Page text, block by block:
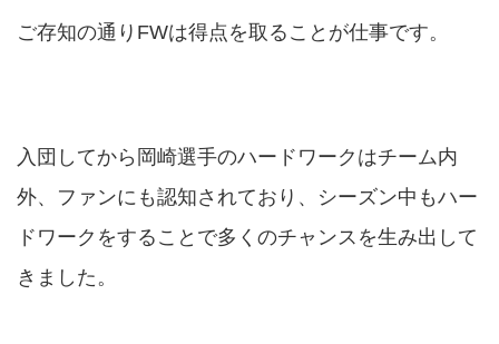
ご存知の通りFWは得点を取ることが仕事です。
入団してから岡崎選手のハードワークはチーム内
外、ファンにも認知されており、シーズン中もハー
ドワークをすることで多くのチャンスを生み出して
きました。